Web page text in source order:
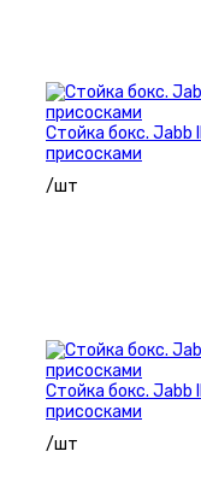
Стойка бокс. Jabb
присосками
/шт
Стойка бокс. Jabb
присосками
/шт